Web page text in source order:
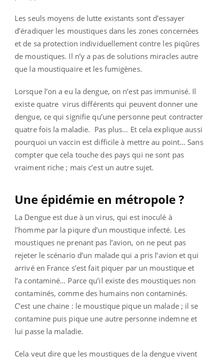
Les seuls moyens de lutte existants sont d’essayer
d’éradiquer les moustiques dans les zones concernées
et de sa protection individuellement contre les piqûres
de moustiques. Il n’y a pas de solutions miracles autre
que la moustiquaire et les fumigènes.
Lorsque l’on a eu la dengue, on n’est pas immunisé. Il
existe quatre virus différents qui peuvent donner une
dengue, ce qui signifie qu’une personne peut contracter
quatre fois la maladie. Pas plus… Et cela explique aussi
pourquoi un vaccin est difficile à mettre au point… Sans
compter que cela touche des pays qui ne sont pas
vraiment riche ; mais c’est un autre sujet.
Une épidémie en métropole ?
La Dengue est due à un virus, qui est inoculé à
l’homme par la piqure d’un moustique infecté. Les
moustiques ne prenant pas l’avion, on ne peut pas
rejeter le scénario d’un malade qui a pris l’avion et qui
arrivé en France s’est fait piquer par un moustique et
l’a contaminé… Parce qu’il existe des moustiques non
contaminés, comme des humains non contaminés.
C’est une chaine : le moustique pique un malade ; il se
contamine puis pique une autre personne indemne et
lui passe la maladie.
Cela veut dire que les moustiques de la dengue vivent